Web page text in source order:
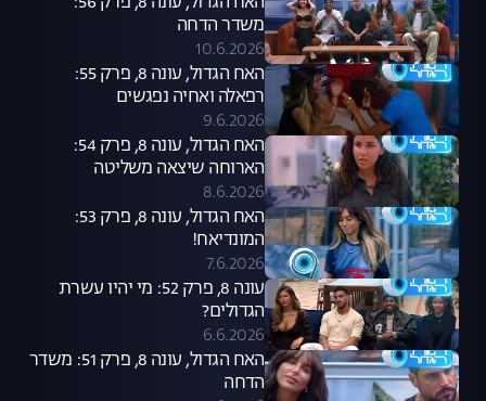
משדר הדחה
10.6.2026
האח הגדול, עונה 8, פרק 55:
רפאלה ואחיה נפגשים
9.6.2026
האח הגדול, עונה 8, פרק 54:
הארוחה שיצאה משליטה
8.6.2026
האח הגדול, עונה 8, פרק 53:
המונדיאח!
7.6.2026
עונה 8, פרק 52: מי יהיו עשרת
הגדולים?
6.6.2026
האח הגדול, עונה 8, פרק 51: משדר
הדחה